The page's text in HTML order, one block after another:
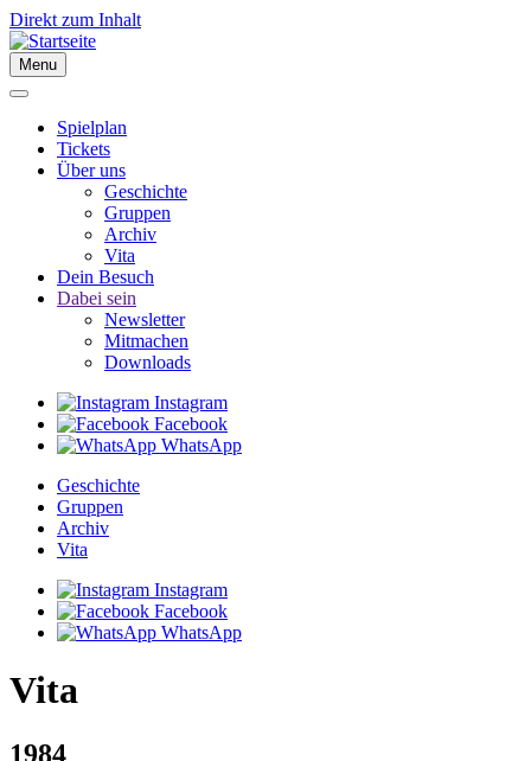
Direkt zum Inhalt
Menu
Spielplan
Tickets
Über uns
Geschichte
Gruppen
Archiv
Vita
Dein Besuch
Dabei sein
Newsletter
Mitmachen
Downloads
Instagram
Facebook
WhatsApp
Geschichte
Gruppen
Archiv
Vita
Instagram
Facebook
WhatsApp
Vita
1984